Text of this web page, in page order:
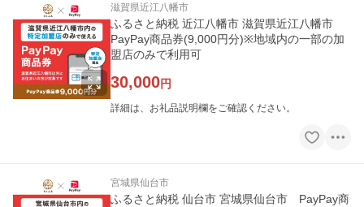
滋賀県近江八幡市
ふるさと納税 近江八幡市 滋賀県近江八幡市
PayPay商品券(9,000円分)※地域内の一部の加
盟店のみで利用可
30,000円
詳細は、お礼品説明欄をご確認ください。
宮城県仙台市
ふるさと納税 仙台市 宮城県仙台市 PayPay商